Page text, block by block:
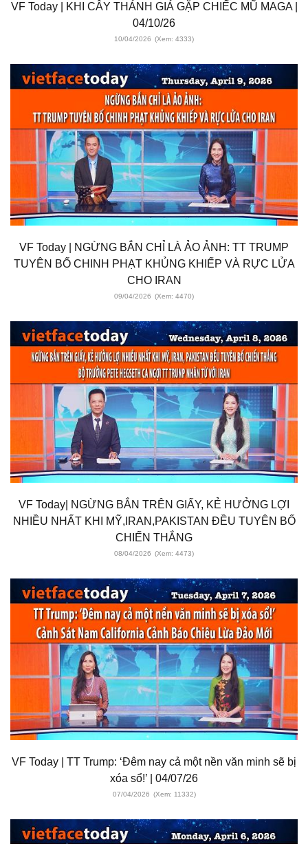
VF Today | KHI CÂY THÁNH GIÁ GẶP CHIẾC MŨ MAGA |
04/10/26
10/04/2026 (Xem: 4333)
VF Today | NGỪNG BẮN CHỈ LÀ ẢO ẢNH: TT TRUMP
TUYÊN BỐ CHINH PHẠT KHỦNG KHIẾP VÀ RỰC LỬA
CHO IRAN
09/04/2026 (Xem: 4470)
VF Today| NGỪNG BẮN TRÊN GIẤY, KẺ HƯỞNG LỢI
NHIỀU NHẤT KHI MỸ,IRAN,PAKISTAN ĐỀU TUYÊN BỐ
CHIẾN THẮNG
08/04/2026 (Xem: 4473)
VF Today | TT Trump: ‘Đêm nay cả một nền văn minh sẽ bị
xóa sổ!’ | 04/07/26
07/04/2026 (Xem: 11332)